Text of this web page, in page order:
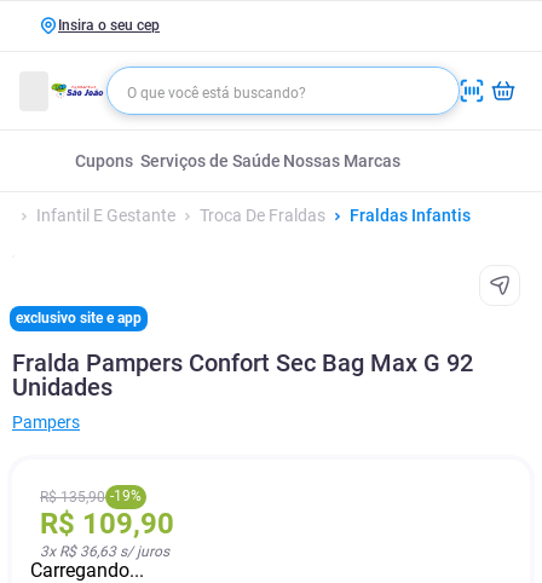
Insira o seu cep
Cupons Serviços de Saúde Nossas Marcas
Infantil E Gestante Troca De Fraldas Fraldas Infantis
exclusivo site e app
Fralda Pampers Confort Sec Bag Max G 92
Unidades
Pampers
R$ 135,90 -19%
R$ 109,90
3x R$ 36,63s/ juros
Carregando...